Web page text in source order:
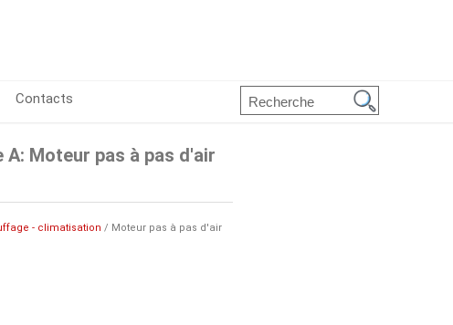
Contacts
Moteur pas à pas d'air
- climatisation / Moteur pas à pas d'air